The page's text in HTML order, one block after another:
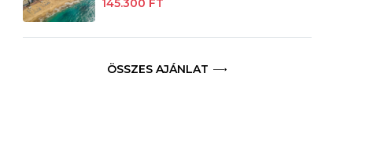
145.300 FT
ÖSSZES AJÁNLAT